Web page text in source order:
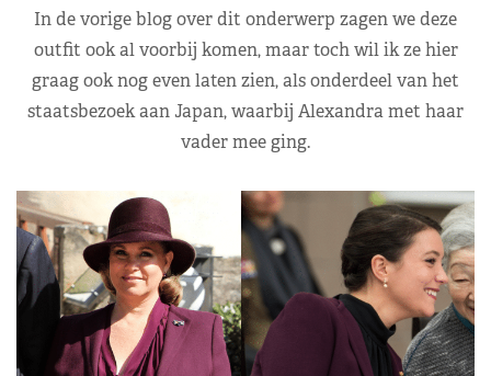
In de vorige blog over dit onderwerp zagen we deze
outfit ook al voorbij komen, maar toch wil ik ze hier
graag ook nog even laten zien, als onderdeel van het
staatsbezoek aan Japan, waarbij Alexandra met haar
vader mee ging.